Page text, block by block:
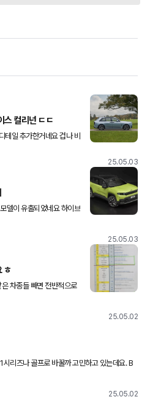
스 컬리넌 ㄷㄷ
추가한거네요 겁나 비
25.05.03
유출되었네요 하이브
운 지프의 디자인 언어가
25.05.03
ㅎ
차종들 빼면 전반적으로
25.05.02
리즈나 골프로 바꿀까 고민하고 있는데요. B
예약하기 수월해서 괜찮던데 폭스바겐은 어
25.05.02